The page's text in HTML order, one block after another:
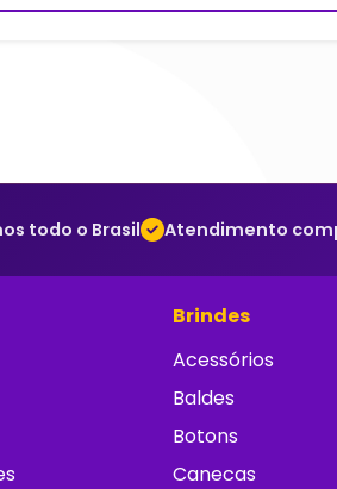
todo o Brasil Atendimento
Brindes
Acessórios
Baldes
Botons
Canecas